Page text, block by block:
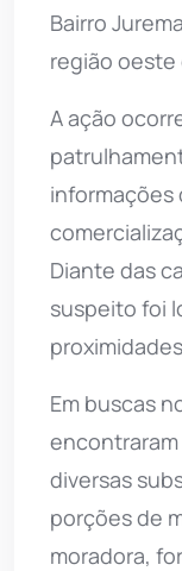
Bairro
região oeste
A ação
informações
Diante das
suspeito foi
Em buscas
diversas
porções de
moradora,